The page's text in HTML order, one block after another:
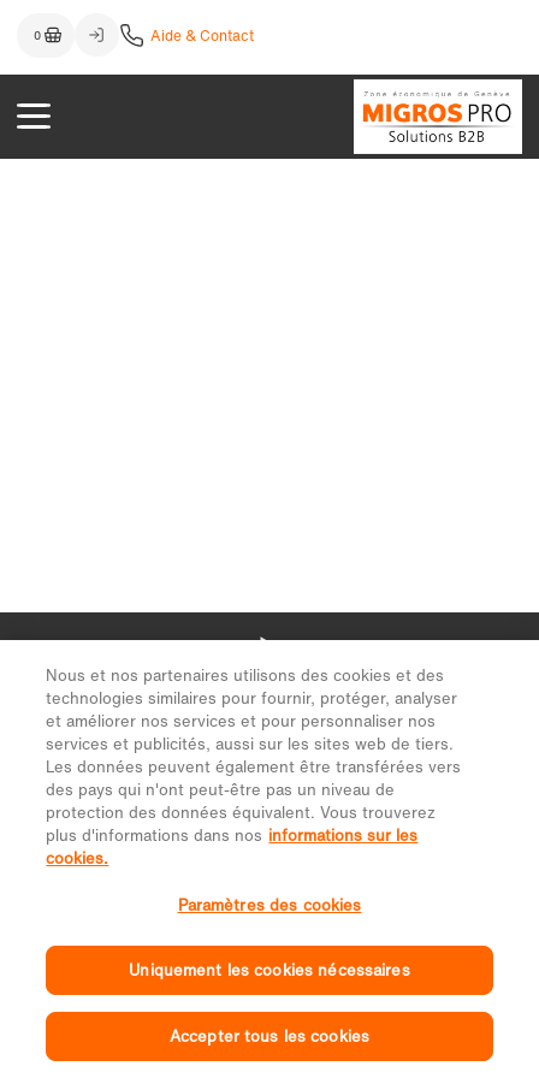
Nous et nos partenaires utilisons des cookies et des
technologies similaires pour fournir, protéger, analyser
et améliorer nos services et pour personnaliser nos
services et publicités, aussi sur les sites web de tiers.
Les données peuvent également être transférées vers
des pays qui n'ont peut-être pas un niveau de
protection des données équivalent. Vous trouverez
plus d'informations dans nos informations sur les
cookies.
Paramètres des cookies
Uniquement les cookies nécessaires
Accepter tous les cookies